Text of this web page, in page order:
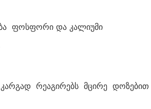
ფოსფორი და კალიუმი
რეაგირებს მცირე დოზებით ,